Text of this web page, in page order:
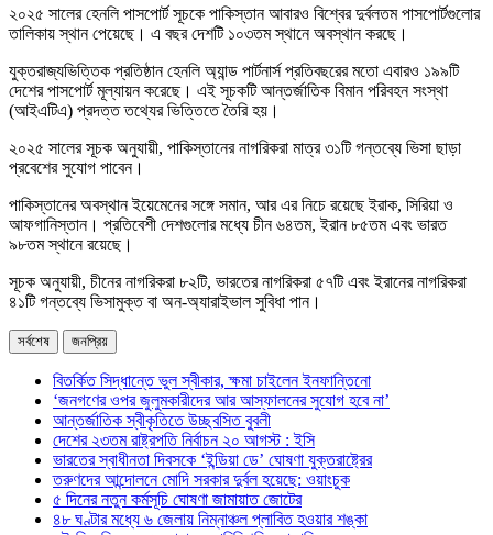
২০২৫ সালের হেনলি পাসপোর্ট সূচকে পাকিস্তান আবারও বিশ্বের দুর্বলতম পাসপোর্টগুলোর
তালিকায় স্থান পেয়েছে। এ বছর দেশটি ১০৩তম স্থানে অবস্থান করছে।
যুক্তরাজ্যভিত্তিক প্রতিষ্ঠান হেনলি অ্যান্ড পার্টনার্স প্রতিবছরের মতো এবারও ১৯৯টি
দেশের পাসপোর্ট মূল্যায়ন করেছে। এই সূচকটি আন্তর্জাতিক বিমান পরিবহন সংস্থা
(আইএটিএ) প্রদত্ত তথ্যের ভিত্তিতে তৈরি হয়।
২০২৫ সালের সূচক অনুযায়ী, পাকিস্তানের নাগরিকরা মাত্র ৩১টি গন্তব্যে ভিসা ছাড়া
প্রবেশের সুযোগ পাবেন।
পাকিস্তানের অবস্থান ইয়েমেনের সঙ্গে সমান, আর এর নিচে রয়েছে ইরাক, সিরিয়া ও
আফগানিস্তান। প্রতিবেশী দেশগুলোর মধ্যে চীন ৬৪তম, ইরান ৮৫তম এবং ভারত
৯৮তম স্থানে রয়েছে।
সূচক অনুযায়ী, চীনের নাগরিকরা ৮২টি, ভারতের নাগরিকরা ৫৭টি এবং ইরানের নাগরিকরা
৪১টি গন্তব্যে ভিসামুক্ত বা অন-অ্যারাইভাল সুবিধা পান।
সর্বশেষ জনপ্রিয়
বিতর্কিত সিদ্ধান্তে ভুল স্বীকার, ক্ষমা চাইলেন ইনফান্তিনো
‘জনগণের ওপর জুলুমকারীদের আর আস্ফালনের সুযোগ হবে না’
আন্তর্জাতিক স্বীকৃতিতে উচ্ছ্বসিত বুবলী
দেশের ২৩তম রাষ্ট্রপতি নির্বাচন ২০ আগস্ট : ইসি
ভারতের স্বাধীনতা দিবসকে ‘ইন্ডিয়া ডে’ ঘোষণা যুক্তরাষ্ট্রের
তরুণদের আন্দোলনে মোদি সরকার দুর্বল হয়েছে: ওয়াংচুক
৫ দিনের নতুন কর্মসূচি ঘোষণা জামায়াত জোটের
৪৮ ঘণ্টার মধ্যে ৬ জেলায় নিম্নাঞ্চল প্লাবিত হওয়ার শঙ্কা